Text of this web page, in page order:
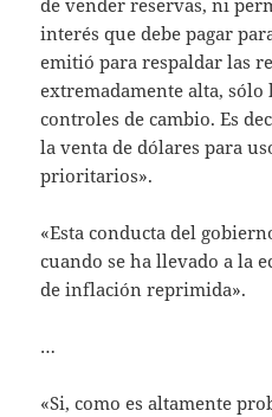
de vender reservas, ni
interés que debe pagar
emitió para respaldar las
extremadamente alta, sólo
controles de cambio. Es
la venta de dólares para
prioritarios».
«Esta conducta del
cuando se ha llevado a la
de inflación reprimida».
…
«Si, como es altamente